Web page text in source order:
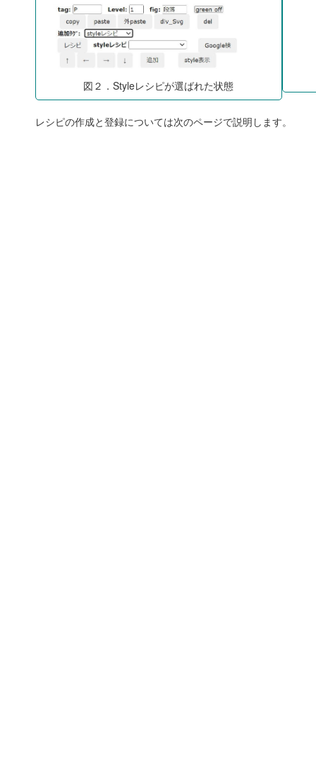
図２．Styleレシピが選ばれた状態
レシピの作成と登録については次のページで説明します。